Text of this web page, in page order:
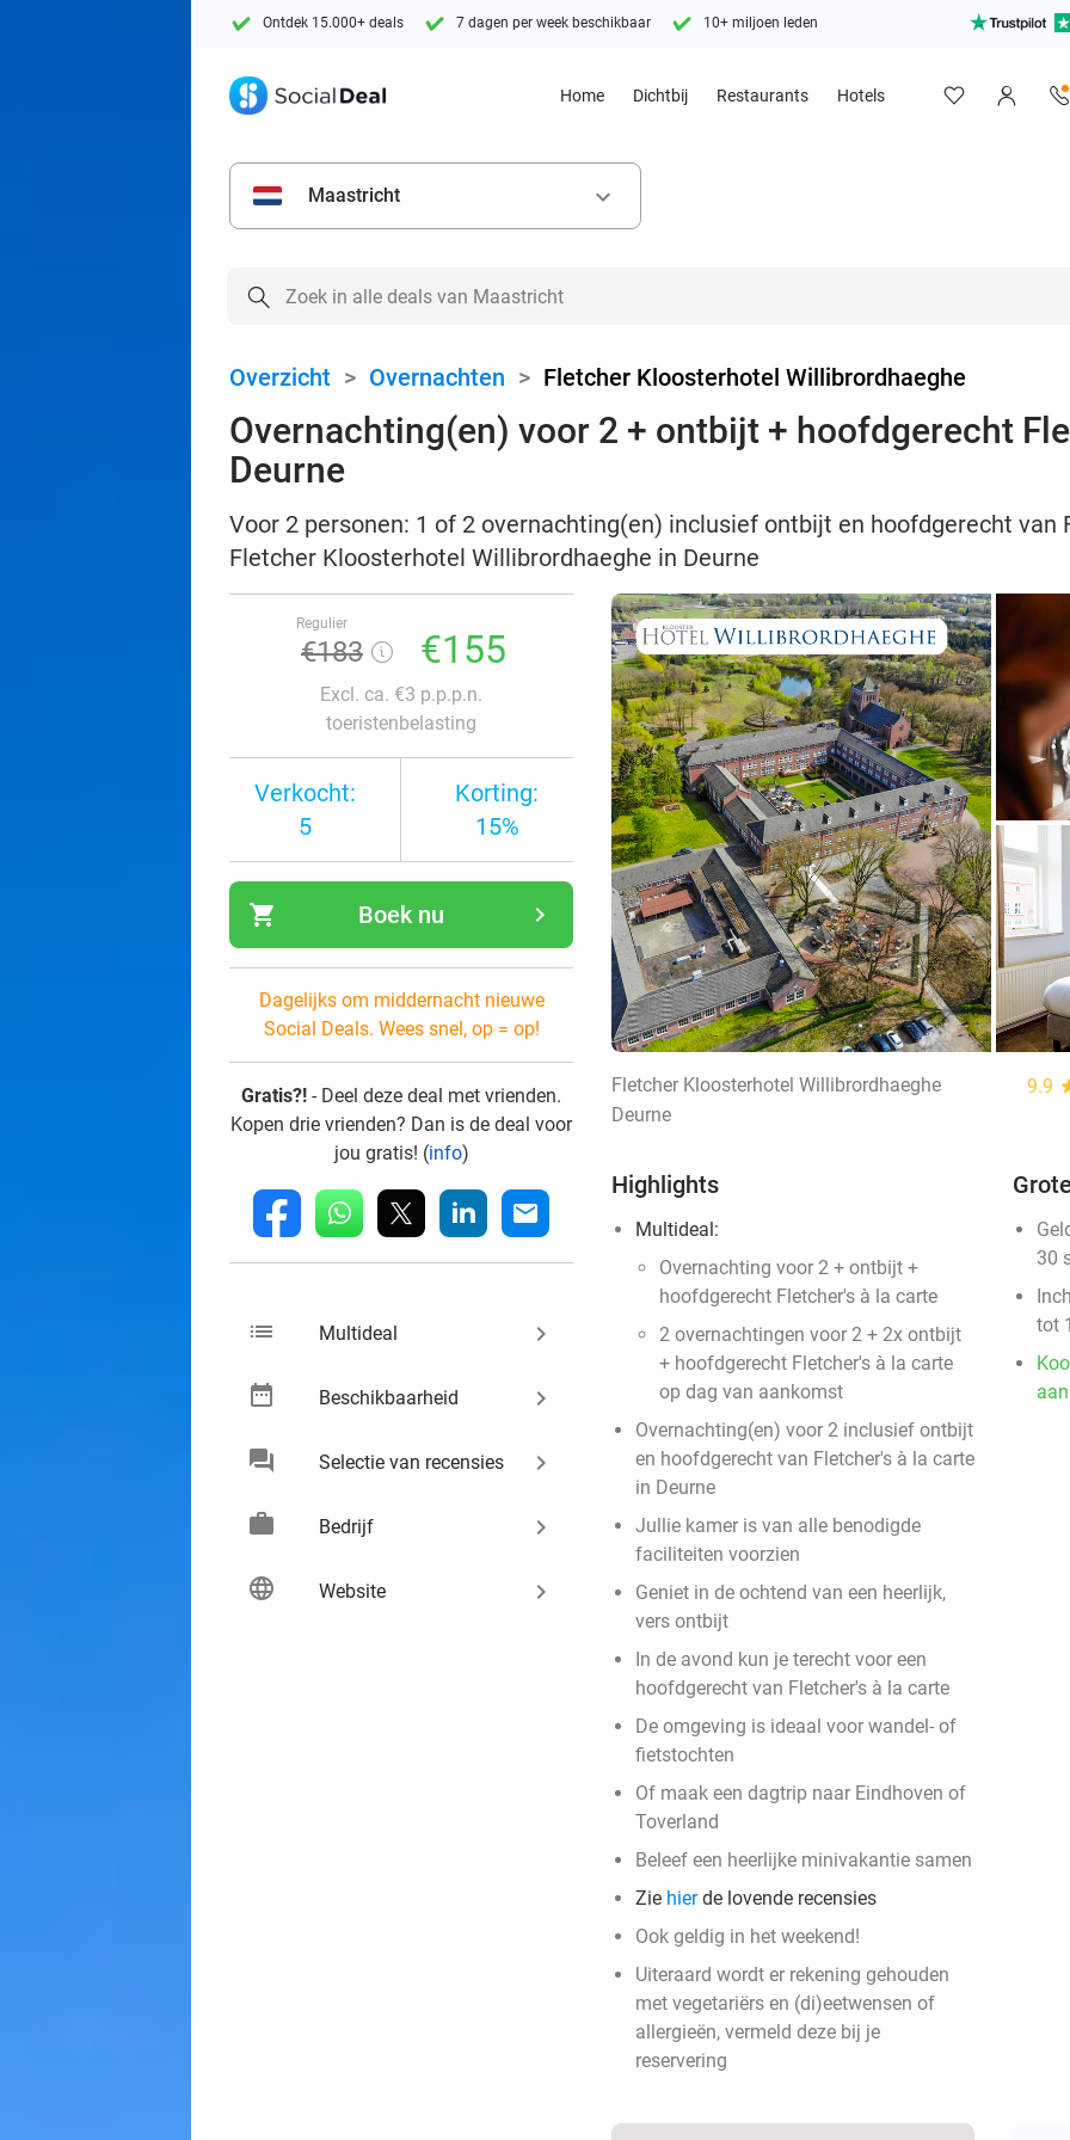
Ontdek 15.000+ deals 7 dagen per week beschikbaar 10+ miljoen leden
Home Dichtbij Restaurants Hotels
Maastricht keyboard_arrow_down
Overzicht > Overnachten > Fletcher Kloosterhotel Willibrordhaeghe
Overnachting(en) voor 2 + ontbijt + hoofdgerecht
Deurne
Voor 2 personen: 1 of 2 overnachting(en) inclusief ontbijt en hoofdgerecht van
Fletcher Kloosterhotel Willibrordhaeghe in Deurne
Regulier
€183 €155
Excl. ca. €3 p.p.p.n.
toeristenbelasting
Verkocht:
5
Korting:
15%
shopping_cart navigate_next
Boek nu
Dagelijks om middernacht nieuwe
Social Deals. Wees snel, op = op!
Gratis?! - Deel deze deal met vrienden.
Kopen drie vrienden? Dan is de deal voor
jou gratis! (info)
fb whatsapp linkedin mail
list Multideal keyboard_arrow_right
date_range Beschikbaarheid keyboard_arrow_right
chat Selectie van recensies keyboard_arrow_right
work Bedrijf keyboard_arrow_right
language Website keyboard_arrow_right
Fletcher Kloosterhotel Willibrordhaeghe 9.9
Deurne
Highlights
Multideal:
Overnachting voor 2 + ontbijt +
hoofdgerecht Fletcher's à la carte
2 overnachtingen voor 2 + 2x ontbijt
+ hoofdgerecht Fletcher's à la carte
op dag van aankomst
Overnachting(en) voor 2 inclusief ontbijt
en hoofdgerecht van Fletcher's à la carte
in Deurne
Jullie kamer is van alle benodigde
faciliteiten voorzien
Geniet in de ochtend van een heerlijk,
vers ontbijt
In de avond kun je terecht voor een
hoofdgerecht van Fletcher's à la carte
De omgeving is ideaal voor wandel- of
fietstochten
Of maak een dagtrip naar Eindhoven of
Toverland
Beleef een heerlijke minivakantie samen
Zie hierde lovende recensies
Ook geldig in het weekend!
Uiteraard wordt er rekening gehouden
met vegetariërs en (di)eetwensen of
allergieën, vermeld deze bij je
reservering
30
tot